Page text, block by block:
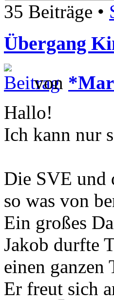
35 Beiträge •
Übergang
von
Hallo!
Ich kann nur
Die SVE und
so was von
Ein großes
Jakob durfte
einen ganzen
Er freut sich